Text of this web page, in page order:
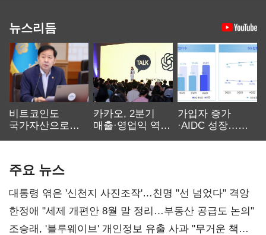
뉴스리듬
비트코인도
국가자산으로…'
카카오, 2분기
매출·영업익 역대
가입자 증가
·AIDC 성장…
주요 뉴스
대통령 엮은 '신천지 사진조작'…친명 "선 넘었다" 격앙
한정애 "세제 개편안 8월 말 정리…부동산 공급도 논의"
조승래, '블루웨이브' 개인정보 유출 사과 "무거운 책임